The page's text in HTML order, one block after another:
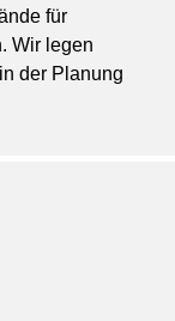
für
Wir legen
der Planung